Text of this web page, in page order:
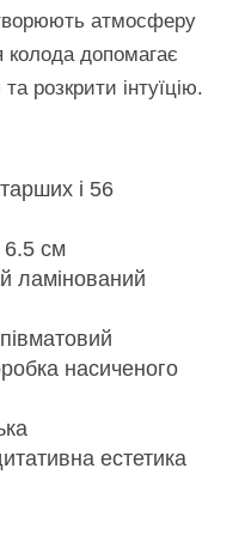
атмосферу
колода допомагає
розкрити інтуїцію.
і 56
6.5 см
ламінований
насиченого
естетика